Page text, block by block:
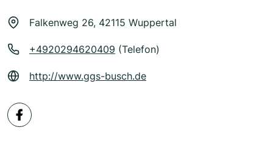
Falkenweg 26, 42115 Wuppertal
+4920294620409 (Telefon)
http://www.ggs-busch.de